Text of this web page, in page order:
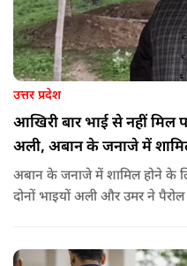
उत्तर प्रदेश
आखिरी बार भाई से नहीं मिल
अली, अबान के जनाजे में
अबान के जनाजे में शामिल होने
दोनों भाइयों अली और उमर ने पैरोल